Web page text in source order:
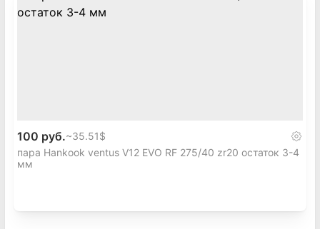
100 руб.~35.51$
пара Hankook ventus V12 EVO RF 275/40 zr20 остаток 3-4
мм